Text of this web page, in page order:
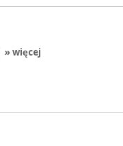
» więcej